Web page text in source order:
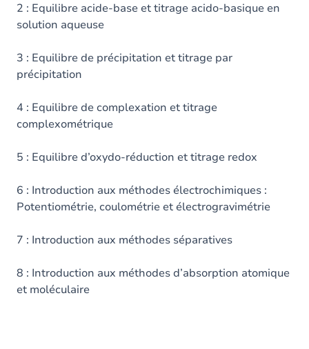
2 : Equilibre acide-base et titrage acido-basique en
solution aqueuse
3 : Equilibre de précipitation et titrage par
précipitation
4 : Equilibre de complexation et titrage
complexométrique
5 : Equilibre d’oxydo-réduction et titrage redox
6 : Introduction aux méthodes électrochimiques :
Potentiométrie, coulométrie et électrogravimétrie
7 : Introduction aux méthodes séparatives
8 : Introduction aux méthodes d’absorption atomique
et moléculaire